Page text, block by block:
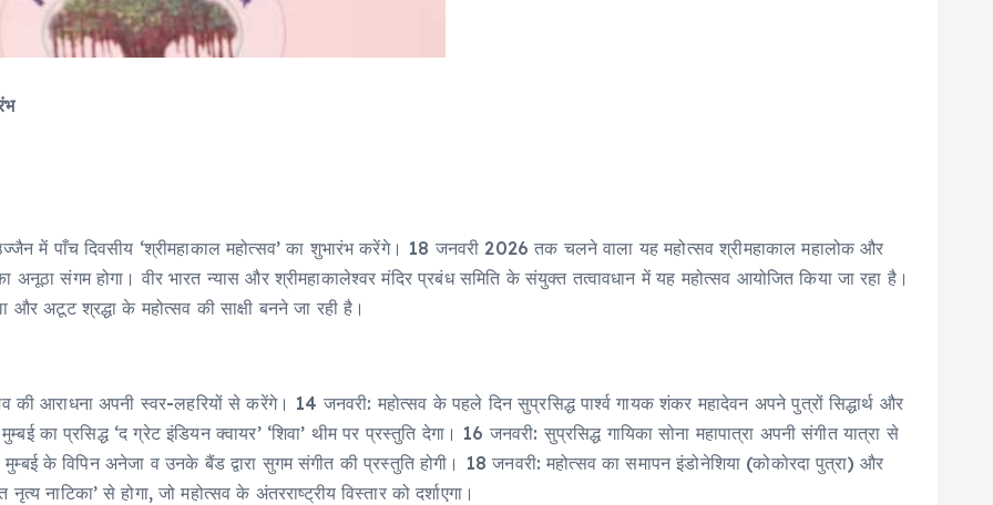
में पाँच दिवसीय ‘श्रीमहाकाल महोत्सव’ का शुभारंभ करेंगे। 18 जनवरी 2026 तक चलने वाला यह महोत्सव श्रीमहाकाल महालोक और
संगम होगा। वीर भारत न्यास और श्रीमहाकालेश्वर मंदिर प्रबंध समिति के संयुक्त तत्वावधान में यह महोत्सव आयोजित किया जा रहा है।
अटूट श्रद्धा के महोत्सव की साक्षी बनने जा रही है।
आराधना अपनी स्वर-लहरियों से करेंगे। 14 जनवरी: महोत्सव के पहले दिन सुप्रसिद्ध पार्श्व गायक शंकर महादेवन अपने पुत्रों सिद्धार्थ और
का प्रसिद्ध ‘द ग्रेट इंडियन क्वायर’ ‘शिवा’ थीम पर प्रस्तुति देगा। 16 जनवरी: सुप्रसिद्ध गायिका सोना महापात्रा अपनी संगीत यात्रा से
के विपिन अनेजा व उनके बैंड द्वारा सुगम संगीत की प्रस्तुति होगी। 18 जनवरी: महोत्सव का समापन इंडोनेशिया (कोकोरदा पुत्रा) और
नाटिका’ से होगा, जो महोत्सव के अंतरराष्ट्रीय विस्तार को दर्शाएगा।